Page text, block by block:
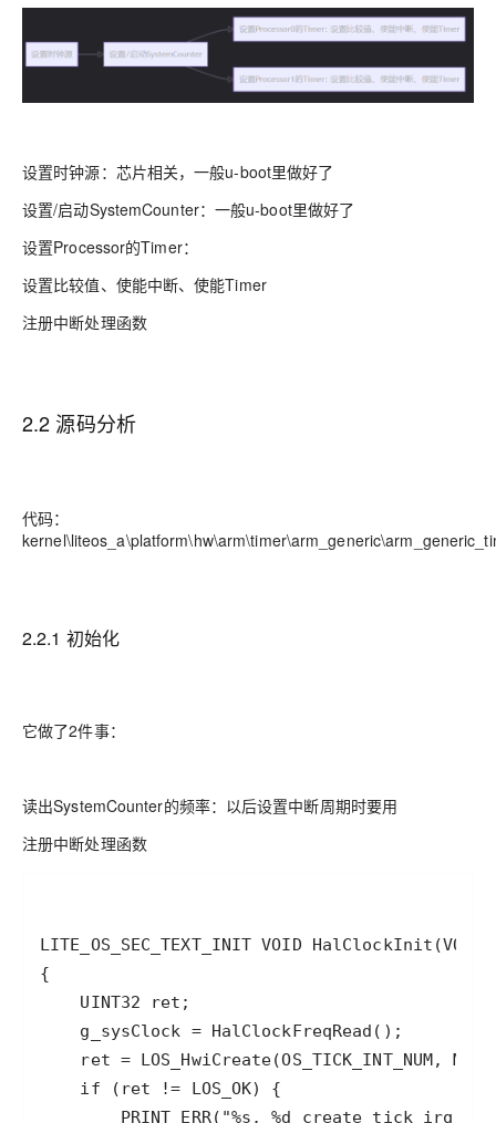
设置时钟源：芯片相关，一般u-boot里做好了
设置/启动SystemCounter：一般u-boot里做好了
设置Processor的Timer：
设置比较值、使能中断、使能Timer
注册中断处理函数
2.2 源码分析
代码：
2.2.1 初始化
它做了2件事：
读出SystemCounter的频率：以后设置中断周期时要用
注册中断处理函数